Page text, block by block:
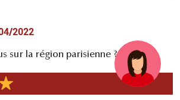
2022
sur la région parisienne ?